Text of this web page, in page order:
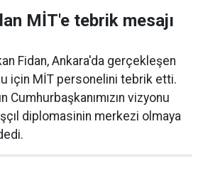
MİT'e tebrik mesajı
Fidan, Ankara'da gerçekleşen
için MİT personelini tebrik etti.
Cumhurbaşkanımızın vizyonu
diplomasinin merkezi olmaya